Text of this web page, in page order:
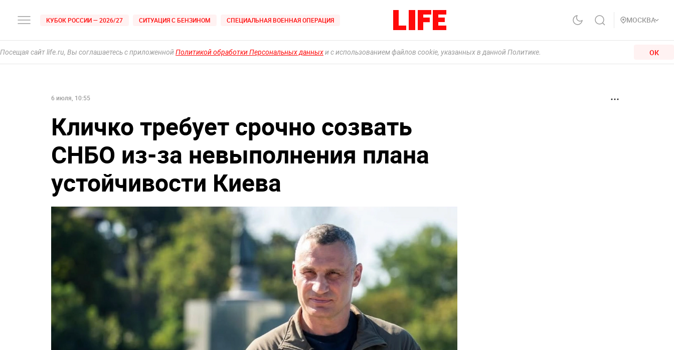
КУБОК РОССИИ — 2026/27 СИТУАЦИЯ С БЕНЗИНОМ СПЕЦИАЛЬНАЯ ВОЕННАЯ ОПЕРАЦИЯ МОСКВА
Посещая сайт life.ru, Вы соглашаетесь с приложеннойПолитикой обработки Персональных данныхи с использованием файлов cookie, указанных в данной Политике. ОК
6 июля, 10:55
Кличко требует срочно созвать
СНБО из-за невыполнения плана
устойчивости Киева